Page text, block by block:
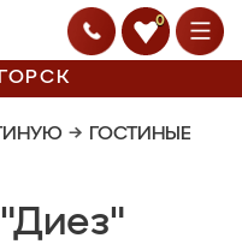
0
→ ГОСТИНЫЕ
"Диез"